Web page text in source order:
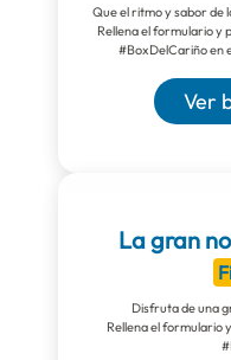
Que el ritmo y sabor de
Rellena el formulario y
#BoxDelCariño en
Ver
La gran
Disfruta de una
Rellena el formulario